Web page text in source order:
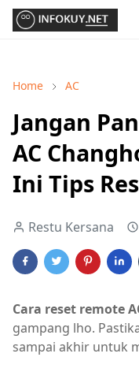
Home AC
Jangan
AC
Ini Tips
Restu Kersana
Cara reset remote
gampang lho.
sampai akhir untuk